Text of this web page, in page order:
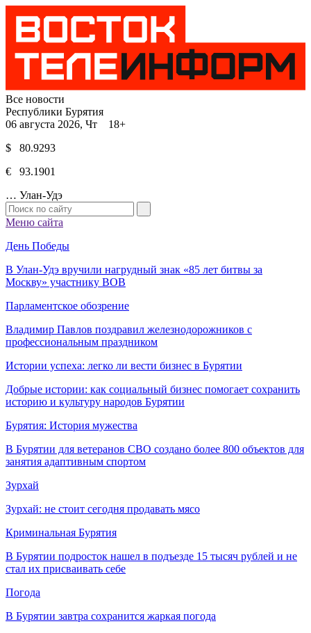
Все новости
Республики Бурятия
06 августа 2026, Чт 18+
$ 80.9293
€ 93.1901
… Улан-Удэ
Меню сайта
День Победы
В Улан-Удэ вручили нагрудный знак «85 лет битвы за
Москву» участнику ВОВ
Парламентское обозрение
Владимир Павлов поздравил железнодорожников с
профессиональным праздником
Истории успеха: легко ли вести бизнес в Бурятии
Добрые истории: как социальный бизнес помогает сохранить
историю и культуру народов Бурятии
Бурятия: История мужества
В Бурятии для ветеранов СВО создано более 800 объектов для
занятия адаптивным спортом
Зурхай
Зурхай: не стоит сегодня продавать мясо
Криминальная Бурятия
В Бурятии подросток нашел в подъезде 15 тысяч рублей и не
стал их присваивать себе
Погода
В Бурятии завтра сохранится жаркая погода